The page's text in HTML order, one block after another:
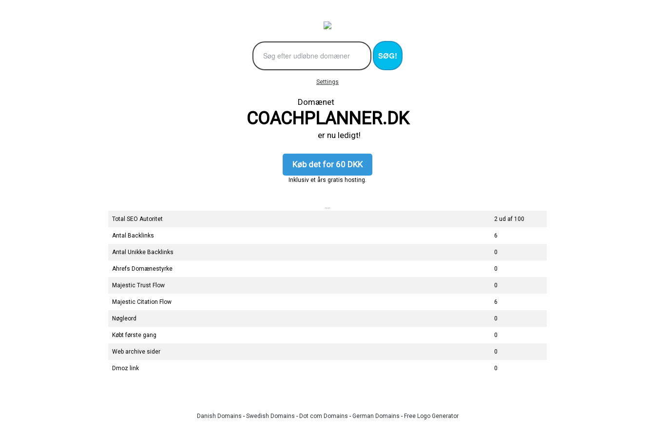
SØG!
Settings
Domænet
COACHPLANNER.DK
er nu ledigt!
Køb det for 60 DKK
Inklusiv et års gratis hosting.
Total SEO Autoritet
2 ud af 100
Antal Backlinks 6
Antal Unikke Backlinks 0
Ahrefs Domænestyrke 0
Majestic Trust Flow 0
Majestic Citation Flow 6
Nøgleord 0
Købt første gang 0
Web archive sider 0
Dmoz link 0
Danish Domains - Swedish Domains - Dot com Domains - German Domains - Free Logo Generator